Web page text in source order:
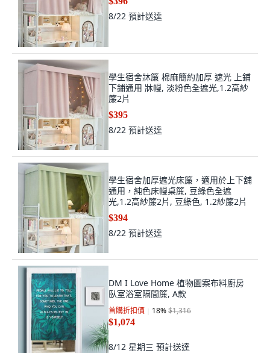
8/22 預計送達
學生宿舍牀簾 棉麻簡約加厚 遮光 上鋪
下鋪通用 牀幔, 淡粉色全遮光,1.2高紗
簾2片
$395
8/22 預計送達
學生宿舍加厚遮光床簾，適用於上下舖
通用，純色床幔桌簾, 豆綠色全遮
光,1.2高紗簾2片, 豆綠色, 1.2紗簾2片
$394
8/22 預計送達
DM I Love Home 植物圖案布料廚房
臥室浴室隔間簾, A款
首購折扣價 18%$1,316
$1,074
8/12 星期三 預計送達